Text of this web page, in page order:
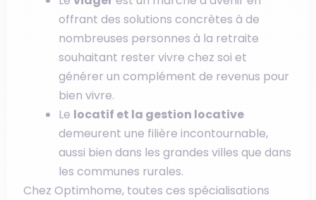
offrant des solutions concrètes à de
nombreuses personnes à la retraite
souhaitant rester vivre chez soi et
générer un complément de revenus pour
bien vivre.
Le locatif et la gestion locative
demeurent une filière incontournable,
aussi bien dans les grandes villes que dans
les communes rurales.
Chez Optimhome, toutes ces spécialisations